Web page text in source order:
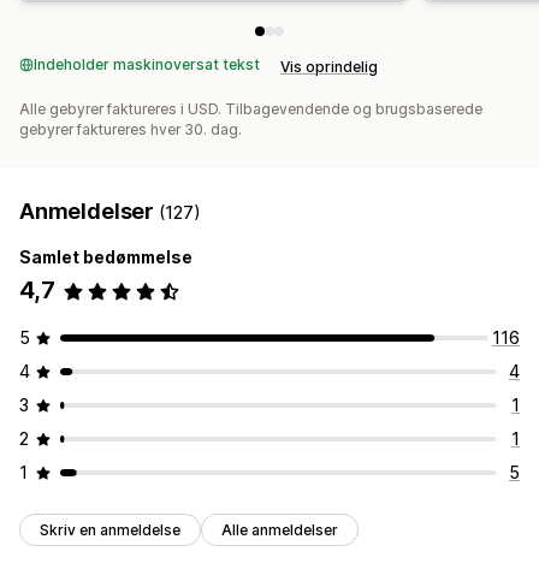
Indeholder maskinoversat tekst Vis oprindelig
Alle gebyrer faktureres i USD. Tilbagevendende og brugsbaserede
gebyrer faktureres hver 30. dag.
Anmeldelser (127)
Samlet bedømmelse
4,7
5
116
4
4
3
1
2
1
1
5
Skriv en anmeldelse Alle anmeldelser